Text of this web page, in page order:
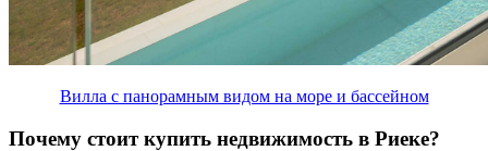
Вилла с панорамным видом на море и бассейном
Почему стоит купить недвижимость в Риеке?